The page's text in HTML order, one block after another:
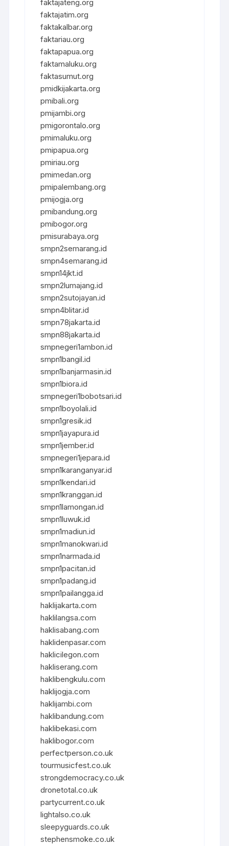
faktajateng.org
faktajatim.org
faktakalbar.org
faktariau.org
faktapapua.org
faktamaluku.org
faktasumut.org
pmidkijakarta.org
pmibali.org
pmijambi.org
pmigorontalo.org
pmimaluku.org
pmipapua.org
pmiriau.org
pmimedan.org
pmipalembang.org
pmijogja.org
pmibandung.org
pmibogor.org
pmisurabaya.org
smpn2semarang.id
smpn4semarang.id
smpn14jkt.id
smpn2lumajang.id
smpn2sutojayan.id
smpn4blitar.id
smpn78jakarta.id
smpn88jakarta.id
smpnegeri1ambon.id
smpn1bangil.id
smpn1banjarmasin.id
smpn1biora.id
smpnegeri1bobotsari.id
smpn1boyolali.id
smpn1gresik.id
smpn1jayapura.id
smpn1jember.id
smpnegeri1jepara.id
smpn1karanganyar.id
smpn1kendari.id
smpn1kranggan.id
smpn1lamongan.id
smpn1luwuk.id
smpn1madiun.id
smpn1manokwari.id
smpn1narmada.id
smpn1pacitan.id
smpn1padang.id
smpn1pailangga.id
haklijakarta.com
haklilangsa.com
haklisabang.com
haklidenpasar.com
haklicilegon.com
hakliserang.com
haklibengkulu.com
haklijogja.com
haklijambi.com
haklibandung.com
haklibekasi.com
haklibogor.com
perfectperson.co.uk
tourmusicfest.co.uk
strongdemocracy.co.uk
dronetotal.co.uk
partycurrent.co.uk
lightalso.co.uk
sleepyguards.co.uk
stephensmoke.co.uk